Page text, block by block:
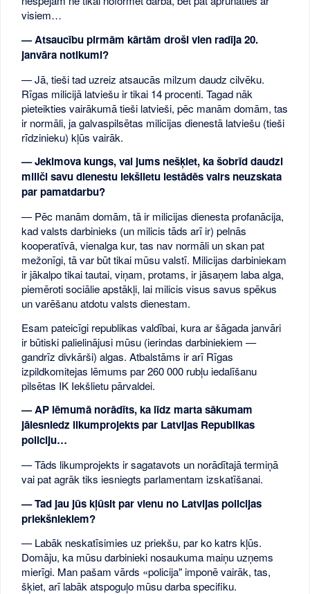
visiem…
— Atsaucību pirmām kārtām droši vien radīja 20.
janvāra notikumi?
— Jā, tieši tad uzreiz atsaucās milzum daudz cilvēku.
Rīgas milicijā latviešu ir tikai 14 procenti. Tagad nāk
pieteikties vairākumā tieši latvieši, pēc manām domām, tas
ir normāli, ja galvaspilsētas milicijas dienestā latviešu (tieši
rīdzinieku) kļūs vairāk.
— Jekimova kungs, vai jums nešķiet, ka šobrīd daudzi
miliči savu dienestu iekšlietu iestādēs vairs neuzskata
par pamatdarbu?
— Pēc manām domām, tā ir milicijas dienesta profanācija,
kad valsts darbinieks (un milicis tāds arī ir) pelnās
kooperatīvā, vienalga kur, tas nav normāli un skan pat
mežonīgi, tā var būt tikai mūsu valstī. Milicijas darbiniekam
ir jākalpo tikai tautai, viņam, protams, ir jāsaņem laba alga,
piemēroti sociālie apstākļi, lai milicis visus savus spēkus
un varēšanu atdotu valsts dienestam.
Esam pateicīgi republikas valdībai, kura ar šāgada janvāri
ir būtiski palielinājusi mūsu (ierindas darbiniekiem —
gandrīz divkārši) algas. Atbalstāms ir arī Rīgas
izpildkomitejas lēmums par 260 000 rubļu iedalīšanu
pilsētas IK Iekšlietu pārvaldei.
— AP lēmumā norādīts, ka līdz marta sākumam
jāiesniedz likumprojekts par Latvijas Republikas
policiju…
— Tāds likumprojekts ir sagatavots un norādītajā termiņā
vai pat agrāk tiks iesniegts parlamentam izskatīšanai.
— Tad jau jūs kļūsit par vienu no Latvijas policijas
priekšniekiem?
— Labāk neskatīsimies uz priekšu, par ko katrs kļūs.
Domāju, ka mūsu darbinieki nosaukuma maiņu uzņems
mierīgi. Man pašam vārds «policija" imponē vairāk, tas,
šķiet, arī labāk atspoguļo mūsu darba specifiku.